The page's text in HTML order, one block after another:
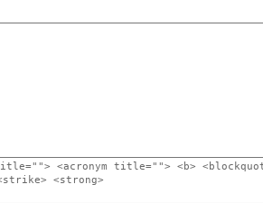
<acronym title=""> <b>
<strong>